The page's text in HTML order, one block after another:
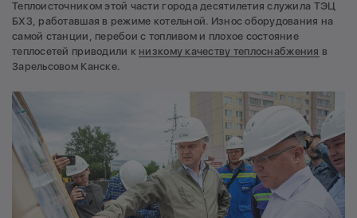
Теплоисточником этой части города десятилетия служила ТЭЦ
БХЗ, работавшая в режиме котельной. Износ оборудования на
самой станции, перебои с топливом и плохое состояние
теплосетей приводили к низкому качеству теплоснабжения в
Зарельсовом Канске.